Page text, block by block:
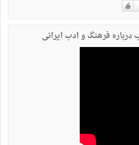
فرهنگ و ادب ایرانی